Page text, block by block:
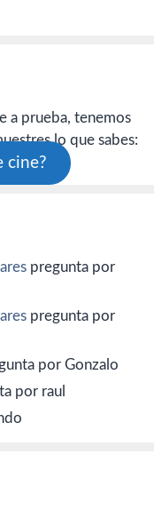
a prueba, tenemos
lo que sabes:
cine?
pregunta por
pregunta por
por Gonzalo
por raul